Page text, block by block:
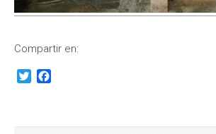
Compartir en:
Twitter